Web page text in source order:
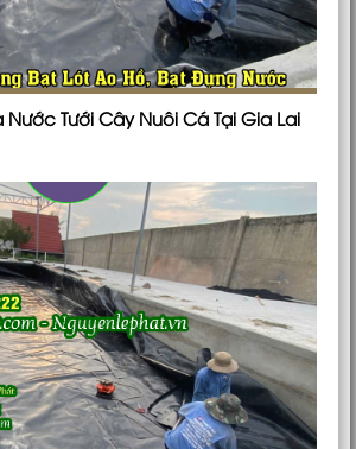
Tưới Cây Nuôi Cá Tại Gia Lai